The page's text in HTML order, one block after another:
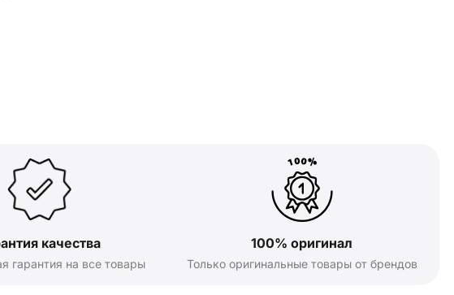
качества
гарантия на все товары
100% оригинал
Только оригинальные товары от брендов